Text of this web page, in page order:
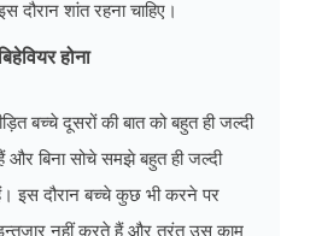
शांत रहना चाहिए।
होना
बच्चे दूसरों की बात को बहुत ही जल्दी
और बिना सोचे समझे बहुत ही जल्दी
इस दौरान बच्चे कुछ भी करने पर
इन्तजार नहीं करते हैं और तुरंत उस काम